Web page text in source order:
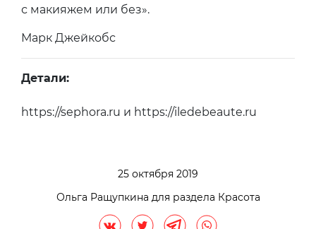
с макияжем или без».
Марк Джейкобс
Детали:
https://sephora.ru и https://iledebeaute.ru
25 октября 2019
Ольга Ращупкина для раздела Красота